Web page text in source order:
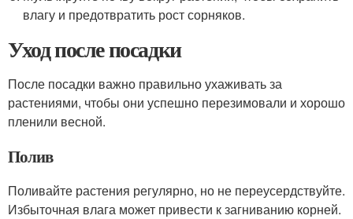
влагу и предотвратить рост сорняков.
Уход после посадки
После посадки важно правильно ухаживать за
растениями, чтобы они успешно перезимовали и хорошо
пленили весной.
Полив
Поливайте растения регулярно, но не переусердствуйте.
Избыточная влага может привести к загниванию корней.